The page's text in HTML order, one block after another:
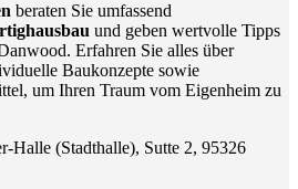
beraten Sie umfassend
und geben wertvolle Tipps
Erfahren Sie alles über
Baukonzepte sowie
um Ihren Traum vom Eigenheim zu
Halle (Stadthalle), Sutte 2, 95326